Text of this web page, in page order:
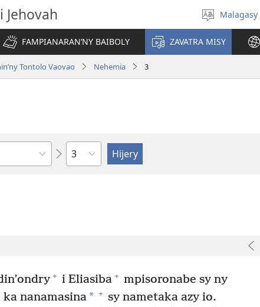
Jehovah
Hifidy
fiteny
Malagasy
FAMPIANARAN’NY BAIBOLY ZAVATRA MISY
Tontolo Vaovao Nehemia 3
Toko
+ i Eliasiba + mpisoronabe sy ny
nanamasina* + sy nametaka azy io.